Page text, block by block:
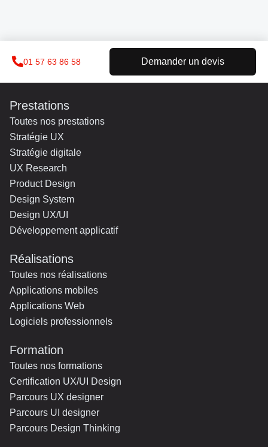
01 57 63 86 58 Demander un devis
Prestations
Toutes nos prestations
Stratégie UX
Stratégie digitale
UX Research
Product Design
Design System
Design UX/UI
Développement applicatif
Réalisations
Toutes nos réalisations
Applications mobiles
Applications Web
Logiciels professionnels
Formation
Toutes nos formations
Certification UX/UI Design
Parcours UX designer
Parcours UI designer
Parcours Design Thinking